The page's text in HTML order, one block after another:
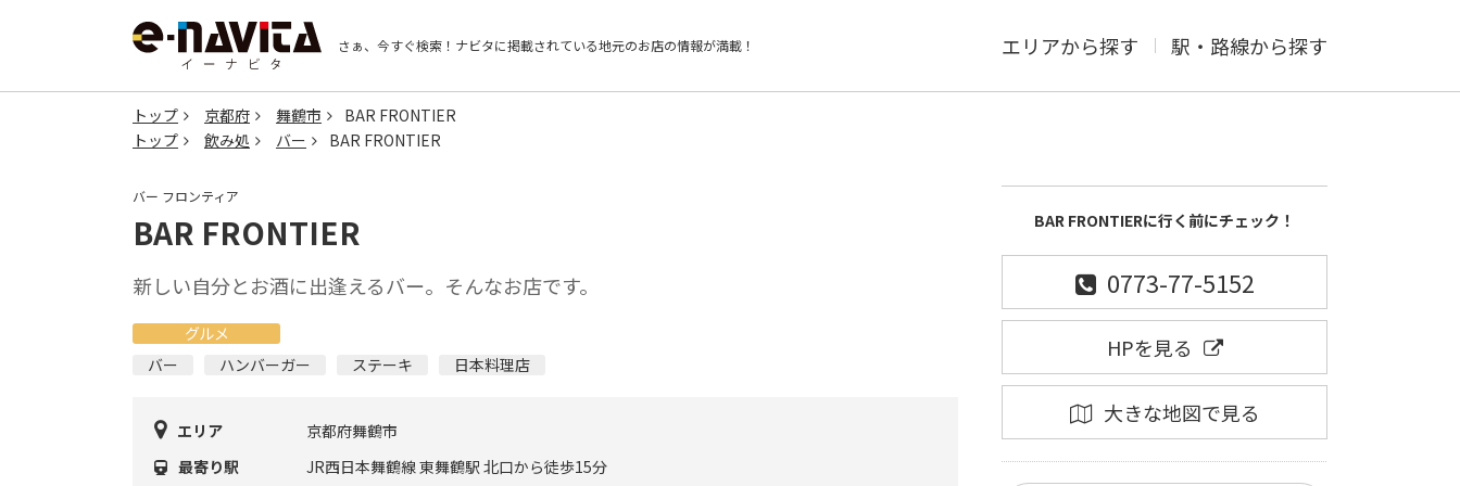
さぁ、今すぐ検索！ ナビタに掲載されている地元のお店の情報が満載！ エリアから探す 駅・路線から探す
トップ 京都府 舞鶴市
BAR FRONTIER
トップ
飲み処 バー BAR FRONTIER
バー フロンティア
BAR FRONTIER
新しい自分とお酒に出逢えるバー。そんなお店です。
グルメ
バー
ハンバーガー ステーキ 日本料理店
エリア
京都府舞鶴市
最寄り駅
JR西日本舞鶴線 東舞鶴駅 北口から徒歩15分
BAR FRONTIERに行く前にチェック！
0773-77-5152
HPを見る
大きな地図で見る